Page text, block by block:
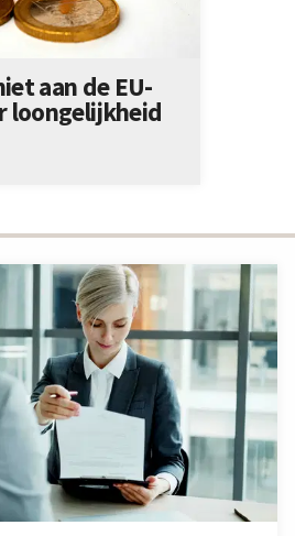
aan de EU-
loongelijkheid